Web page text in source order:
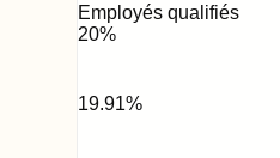
Employés qualifiés
20%
19.91%